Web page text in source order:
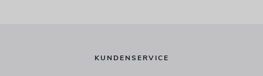
KUNDENSERVICE